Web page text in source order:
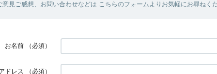
見ご感想、お問い合わせなどは こちらのフォームよりお気軽にお尋ねく
お名前 （必須）
ドレス （必須）